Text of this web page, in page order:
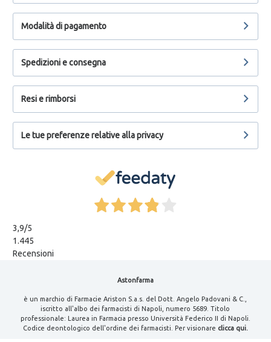
Modalità di pagamento
Spedizioni e consegna
Resi e rimborsi
Le tue preferenze relative alla privacy
3,9/5
1.445
Recensioni
Astonfarma
è un marchio di Farmacie Ariston S.a.s. del Dott. Angelo Padovani & C.,
iscritto all'albo dei farmacisti di Napoli, numero 5689. Titolo
professionale: Laurea in Farmacia presso Università Federico II di Napoli.
Codice deontologico dell'ordine dei farmacisti. Per visionare clicca qui.